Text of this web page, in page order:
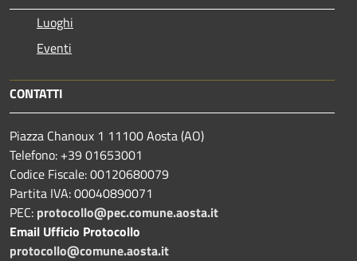
Luoghi
Eventi
CONTATTI
Piazza Chanoux 1 11100 Aosta (AO)
Telefono: +39 01653001
Codice Fiscale: 00120680079
Partita IVA: 00040890071
PEC: protocollo@pec.comune.aosta.it
Email Ufficio Protocollo
protocollo@comune.aosta.it